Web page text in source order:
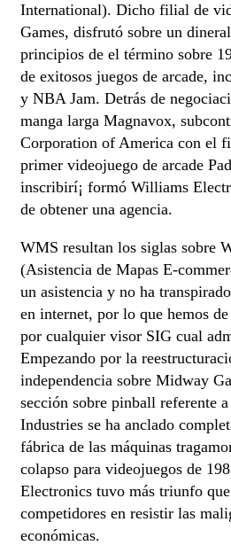
International). Dicho filial de
Games, disfrutó sobre un
principios de el término sobre
de exitosos juegos de arcade,
y NBA Jam. Detrás de
manga larga Magnavox,
Corporation of America con el
primer videojuego de arcade
inscribirí¡ formó Williams
de obtener una agencia.
WMS resultan los siglas sobre
(Asistencia de Mapas E-
un asistencia y no ha
en internet, por lo que hemos
por cualquier visor SIG cual
Empezando por la
independencia sobre Midway
sección sobre pinball referente
Industries se ha anclado
fábrica de las máquinas
colapso para videojuegos de
Electronics tuvo más triunfo
competidores en resistir las
económicas.